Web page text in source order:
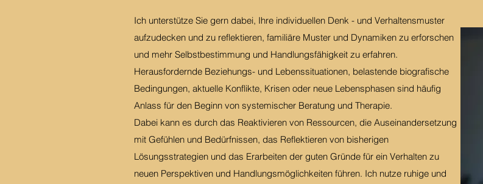
Ich unterstütze Sie gern dabei, Ihre individuellen Denk - und Verhaltensmuster
aufzudecken und zu reflektieren, familiäre Muster und Dynamiken zu erforschen
und mehr Selbstbestimmung und Handlungsfähigkeit zu erfahren.
Herausfordernde Beziehungs- und Lebenssituationen, belastende biografische
Bedingungen, aktuelle Konflikte, Krisen oder neue Lebensphasen sind häufig
Anlass für den Beginn von systemischer Beratung und Therapie.
Dabei kann es durch das Reaktivieren von Ressourcen, die Auseinandersetzung
mit Gefühlen und Bedürfnissen, das Reflektieren von bisherigen
Lösungsstrategien und das Erarbeiten der guten Gründe für ein Verhalten zu
neuen Perspektiven und Handlungsmöglichkeiten führen. Ich nutze ruhige und